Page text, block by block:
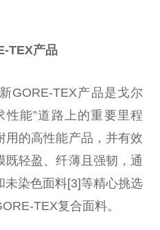
TEX产品
GORE-TEX产品是戈尔
性能”道路上的重要里程
用的高性能产品，并有效
既轻盈、纤薄且强韧，通
未染色面料[3]等精心挑选
TEX复合面料。